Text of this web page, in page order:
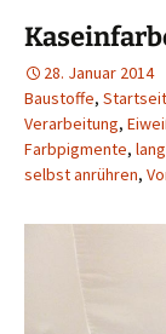
28. Januar 2014
Baustoffe,
Verarbeitung,
Farbpigmente,
selbst anrühren,